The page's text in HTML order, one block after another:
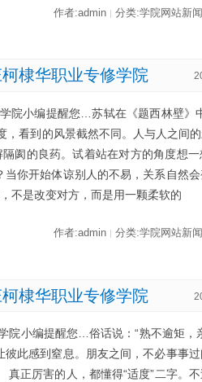
作者:admin | 分类:学院网站新闻
棣华职业专修学院
院小编提醒您…苏轼在《题西林壁》
看到的风景截然不同。人与人之间
阂的良药。试着站在对方的角度想
你开始体谅别人的不易，关系自然
不是改变对方，而是用一颗柔软的
作者:admin 分类:学院网站新闻
棣华职业专修学院
院小编提醒您…俗话说：“熟不逾矩，
此感到窒息。朋友之间，不必事事
正厉害的人，都懂得“适度”二字。